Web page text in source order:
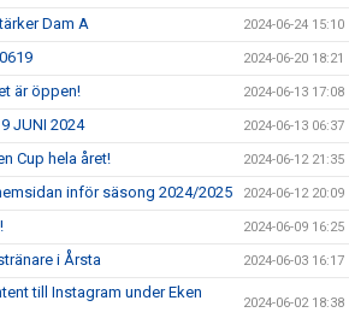
Dam A 2024-06-24 15:10
2024-06-20 18:21
är öppen! 2024-06-13 17:08
JUNI 2024 2024-06-13 06:37
Cup hela året! 2024-06-12 21:35
inför säsong 2024/2025 2024-06-12 20:09
2024-06-09 16:25
i Årsta 2024-06-03 16:17
till Instagram under Eken
2024-06-02 18:38